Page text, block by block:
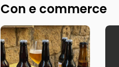
Con e commerce